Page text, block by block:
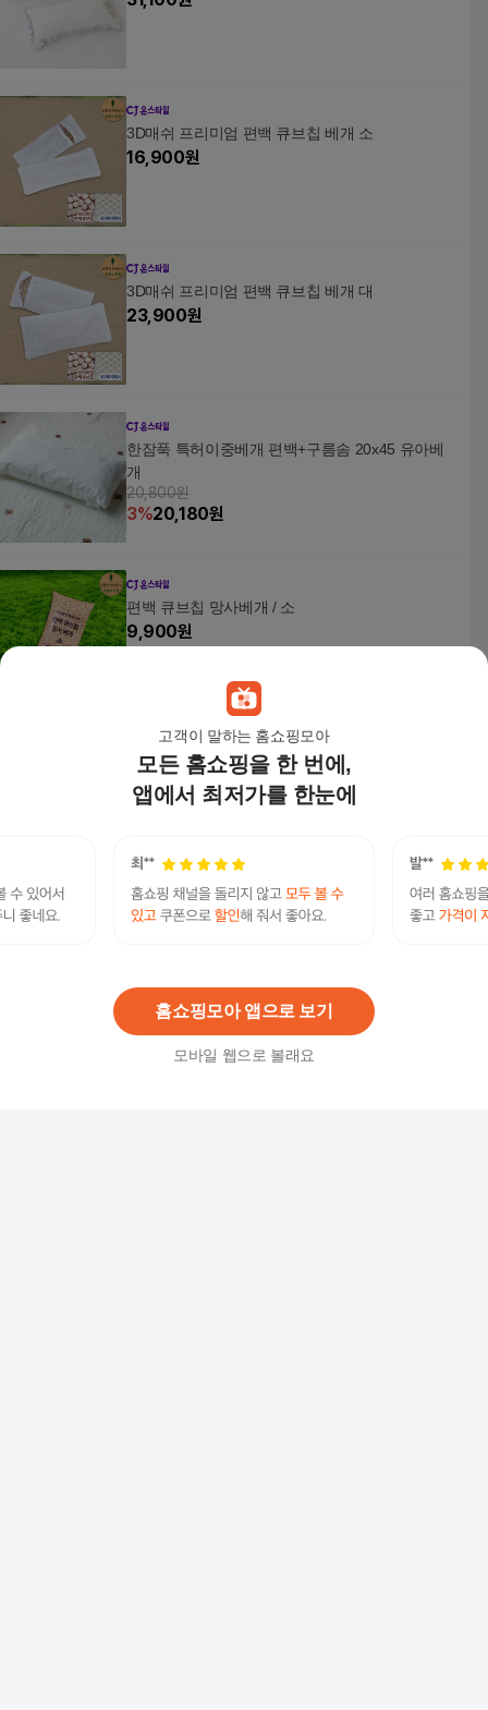
고객이 말하는 홈쇼핑모아
모든 홈쇼핑을 한 번에,
앱에서 최저가를 한눈에
홈쇼핑모아 앱으로 보기
모바일 웹으로 볼래요
3D매쉬 프리미엄 편백 큐브칩 베개 소
16,900원
3D매쉬 프리미엄 편백 큐브칩 베개 대
23,900원
한잠푹 특허이중베개 편백+구름솜 20x45 유아베
개
20,800원
3%20,180원
편백 큐브칩 망사베개 / 소
9,900원
프리미엄 편백 나노초미니칩 자수 경추베개 대
37,900원
망사베개커버-미니중